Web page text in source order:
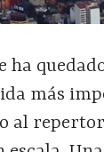
más
al